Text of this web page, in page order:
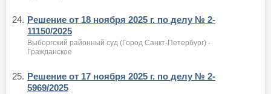
24. Решение от 18 ноября 2025 г. по делу № 2-
11150/2025
Выборгский районный суд (Город Санкт-Петербург) -
Гражданское
25. Решение от 17 ноября 2025 г. по делу № 2-
5969/2025